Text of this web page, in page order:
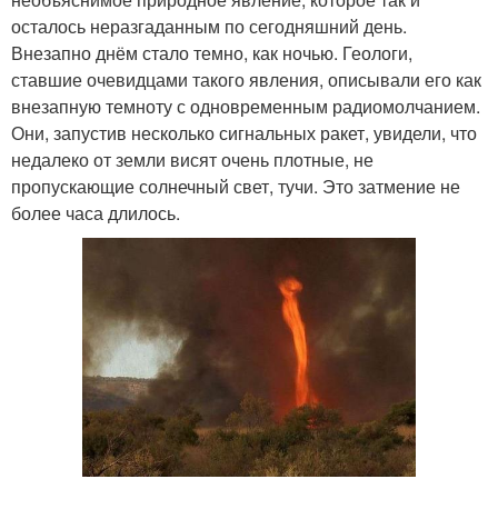
осталось неразгаданным по сегодняшний день.
Внезапно днём стало темно, как ночью. Геологи,
ставшие очевидцами такого явления, описывали его как
внезапную темноту с одновременным радиомолчанием.
Они, запустив несколько сигнальных ракет, увидели, что
недалеко от земли висят очень плотные, не
пропускающие солнечный свет, тучи. Это затмение не
более часа длилось.